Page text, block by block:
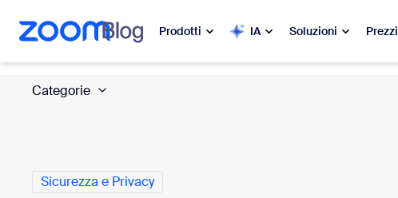
principale
di assistenza Prodotti IA Soluzioni Prezzi
In evidenza
Servizi aziendali Zoom
Categorie
Sicurezza e Privacy